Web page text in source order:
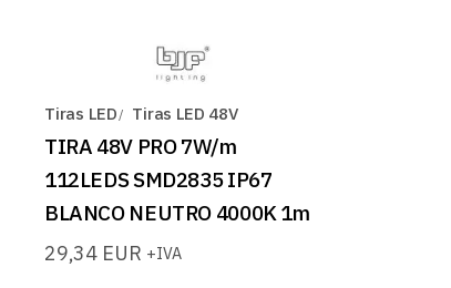
Tiras LED Tiras LED 48V
TIRA 48V PRO 7W/m
112LEDS SMD2835 IP67
BLANCO NEUTRO 4000K 1m
29,34 EUR +IVA